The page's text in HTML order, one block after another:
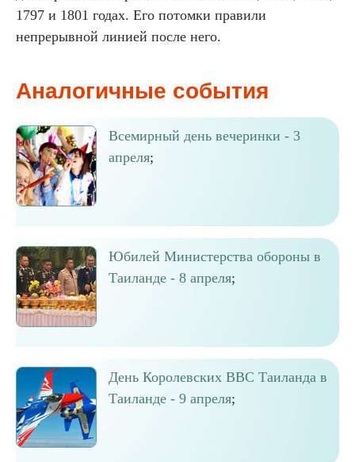
1797 и 1801 годах. Его потомки правили
непрерывной линией после него.
Аналогичные события
Всемирный день вечеринки - 3
апреля;
Юбилей Министерства обороны в
Таиланде - 8 апреля;
День Королевских ВВС Таиланда в
Таиланде - 9 апреля;